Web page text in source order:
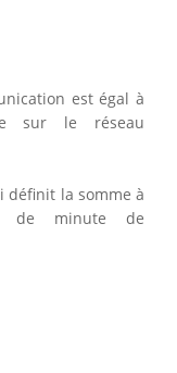
est égal à
sur le réseau
définit la somme à
de minute de